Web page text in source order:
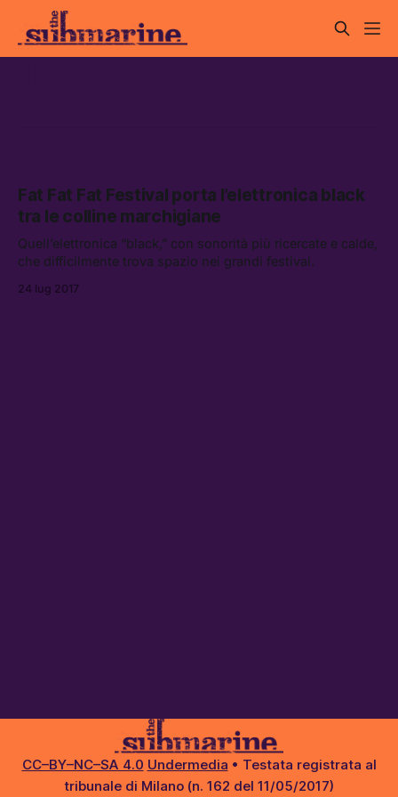
Fat Fat Fat Festival porta l’elettronica black
tra le colline marchigiane
Quell’elettronica “black,” con sonorità più ricercate e calde,
che difficilmente trova spazio nei grandi festival.
24 lug 2017
CC–BY–NC–SA 4.0 Undermedia • Testata registrata al
tribunale di Milano (n. 162 del 11/05/2017)